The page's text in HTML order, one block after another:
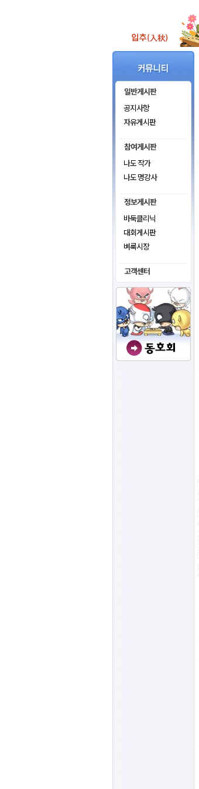
공지사항
자유게시판
나도 작가
나도 명강사
바둑클리닉
대회게시판
벼룩시장